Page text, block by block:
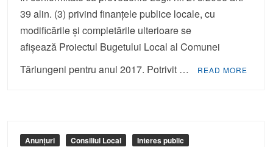
39 alin. (3) privind finanțele publice locale, cu
modificările și completările ulterioare se
afișează Proiectul Bugetului Local al Comunei
Tărlungeni pentru anul 2017. Potrivit …
READ MORE
Anunțuri Consiliul Local Interes public